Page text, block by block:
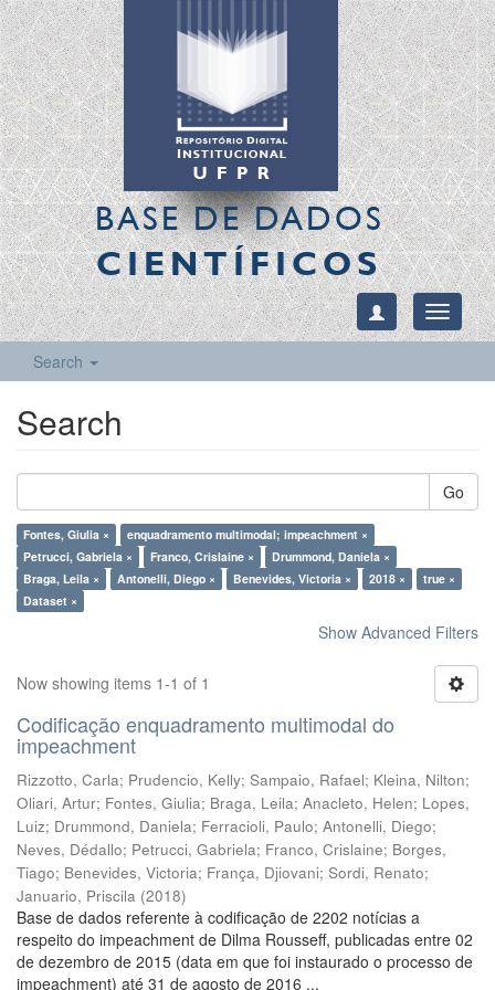
BASE DE DADOS
CIENTÍFICOS
Toggle
Search
Search
Go
Fontes, Giulia ×
enquadramento multimodal; impeachment ×
Petrucci, Gabriela ×
Franco, Crislaine ×
Drummond, Daniela ×
Braga, Leila ×
Antonelli, Diego × Benevides, Victoria × 2018 ×
true ×
Dataset ×
Show Advanced Filters
Now showing items 1-1 of 1
Codificação enquadramento multimodal do
impeachment
Rizzotto, Carla; Prudencio, Kelly; Sampaio, Rafael; Kleina, Nilton;
Oliari, Artur; Fontes, Giulia; Braga, Leila; Anacleto, Helen; Lopes,
Luiz; Drummond, Daniela; Ferracioli, Paulo; Antonelli, Diego;
Neves, Dédallo; Petrucci, Gabriela; Franco, Crislaine; Borges,
Tiago; Benevides, Victoria; França, Djiovani; Sordi, Renato;
Januario, Priscila (2018)
Base de dados referente à codificação de 2202 notícias a
respeito do impeachment de Dilma Rousseff, publicadas entre 02
de dezembro de 2015 (data em que foi instaurado o processo de
impeachment) até 31 de agosto de 2016 ...